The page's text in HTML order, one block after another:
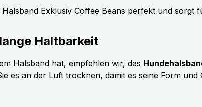
Exklusiv Coffee Beans perfekt und sorgt
Haltbarkeit
Halsband hat, empfehlen wir, das
es an der Luft trocknen, damit es seine Form